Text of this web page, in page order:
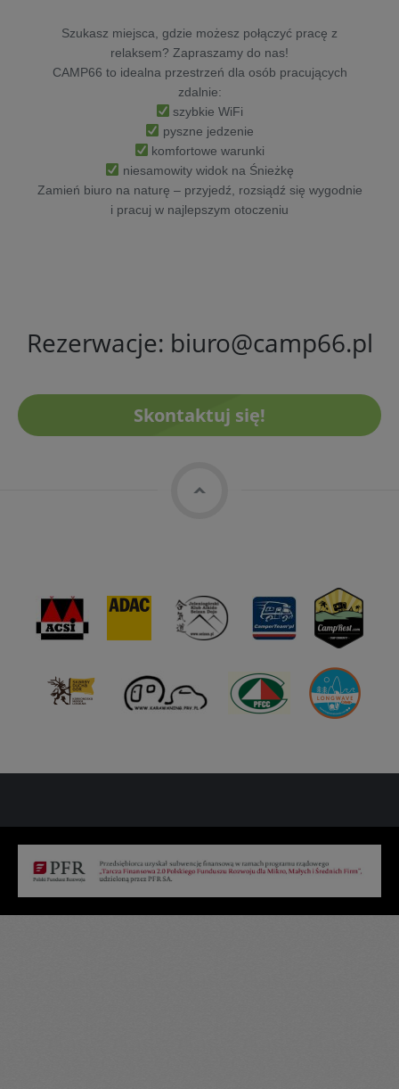
Szukasz miejsca, gdzie możesz połączyć pracę z
relaksem? Zapraszamy do nas!
CAMP66 to idealna przestrzeń dla osób pracujących
zdalnie:
szybkie WiFi
pyszne jedzenie
komfortowe warunki
niesamowity widok na Śnieżkę
Zamień biuro na naturę – przyjedź, rozsiądź się wygodnie
i pracuj w najlepszym otoczeniu
Rezerwacje: biuro@camp66.pl
Skontaktuj się!